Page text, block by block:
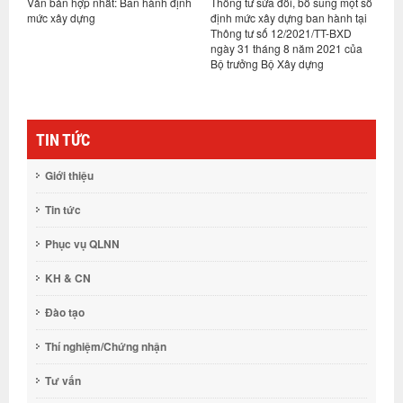
mức xây dựng
định mức xây dựng ban hành tại
Thông tư số 12/2021/TT-BXD
ngày 31 tháng 8 năm 2021 của
Bộ trưởng Bộ Xây dựng
TIN TỨC
Giới thiệu
Tin tức
Phục vụ QLNN
KH & CN
Đào tạo
Thí nghiệm/Chứng nhận
Tư vấn